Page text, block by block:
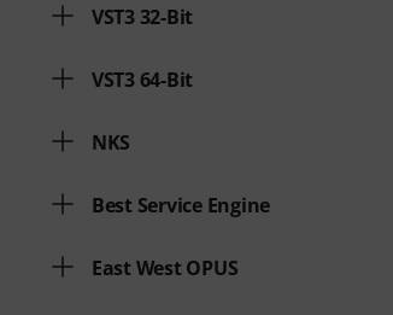
VST3 32-Bit
VST3 64-Bit
NKS
Best Service Engine
East West OPUS